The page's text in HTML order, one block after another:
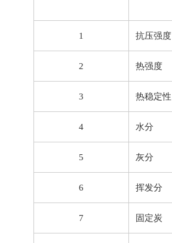
1 抗压强度
2 热强度
3 热稳定性
4 水分
5 灰分
6 挥发分
7 固定炭